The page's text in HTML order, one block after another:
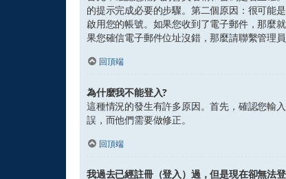
的提示完成必要的步驟。第二個原因：很可能
啟用您的帳號。如果您收到了電子郵件，那麼
果您確信電子郵件位址沒錯，那麼請聯繫管理員
回頂端
為什麼我不能登入?
這種情況的發生有許多原因。首先，確認您輸
誤，而他們需要做修正。
回頂端
我過去已經註冊（登入）過，但是現在卻無法登